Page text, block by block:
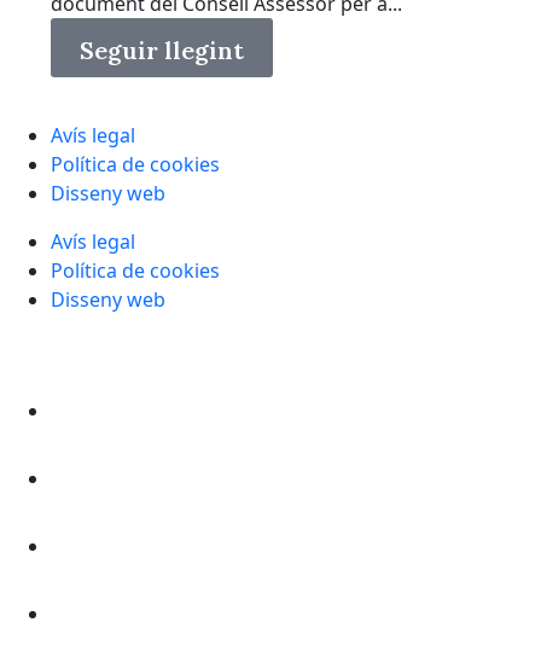
Seguir llegint
Avís legal
Política de cookies
Disseny web
Avís legal
Política de cookies
Disseny web